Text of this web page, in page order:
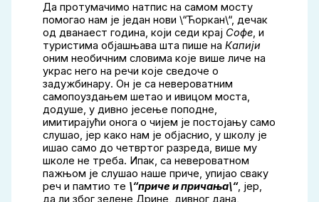
Да протумачимо натпис на самом мосту
помогао нам је један нови \“Ћоркан\“, дечак
од дванаест година, који седи крај Софе, и
туристима објашњава шта пише на Капији
оним необичним словима које више личе на
украс него на речи које сведоче о
задужбинару. Он је са невероватним
самопоуздањем шетао и ивицом моста,
додуше, у дивно јесење поподне,
имитирајући онога о чијем је постојању само
слушао, јер како нам је објаснио, у школу је
ишао само до четвртог разреда, више му
школе не треба. Ипак, са невероватном
пажњом је слушао наше приче, упијао сваку
реч и памтио те \“приче и причања\“, јер,
да ли због зелене Дрине, дивног дана,